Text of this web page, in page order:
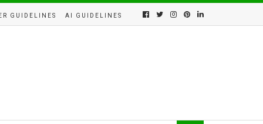
GUIDELINES AI GUIDELINES